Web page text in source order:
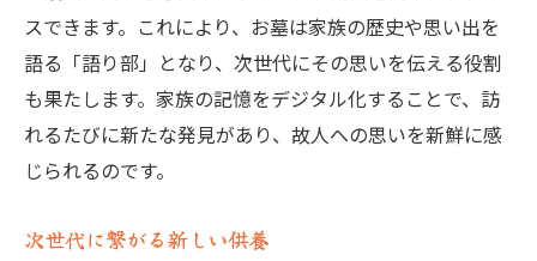
スできます。これにより、お墓は家族の歴史や思い出を
語る「語り部」となり、次世代にその思いを伝える役割
も果たします。家族の記憶をデジタル化することで、訪
れるたびに新たな発見があり、故人への思いを新鮮に感
じられるのです。
次世代に繋がる新しい供養